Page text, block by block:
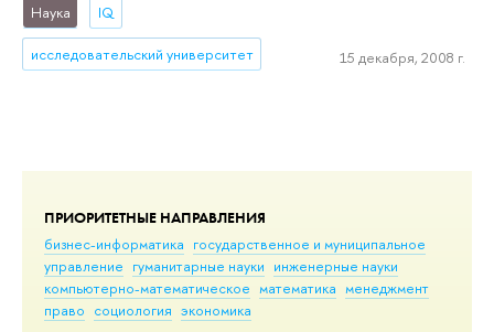
ПРИОРИТЕТНЫЕ НАПРАВЛЕНИЯ
бизнес-информатика государственное и муниципальное
управление гуманитарные науки инженерные науки
компьютерно-математическое математика менеджмент
право социология экономика
Наука IQ
исследовательский университет 15 декабря, 2008 г.